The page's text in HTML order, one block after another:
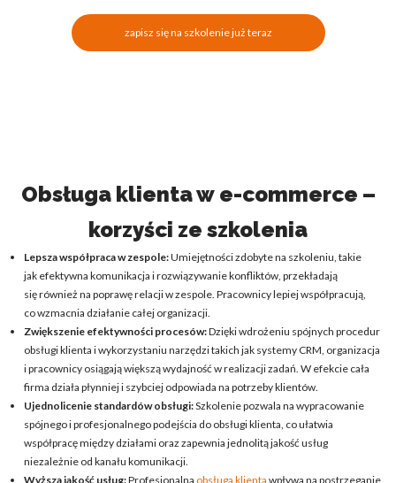
zapisz się na szkolenie już teraz
Obsługa klienta w e-commerce –
korzyści ze szkolenia
Lepsza współpraca w zespole:Umiejętności zdobyte na szkoleniu, takie
jak efektywna komunikacja i rozwiązywanie konfliktów, przekładają
się również na poprawę relacji w zespole. Pracownicy lepiej współpracują,
co wzmacnia działanie całej organizacji.
Zwiększenie efektywności procesów:Dzięki wdrożeniu spójnych procedur
obsługi klienta i wykorzystaniu narzędzi takich jak systemy CRM, organizacja
i pracownicy osiągają większą wydajność w realizacji zadań. W efekcie cała
firma działa płynniej i szybciej odpowiada na potrzeby klientów.
Ujednolicenie standardów obsługi:Szkolenie pozwala na wypracowanie
spójnego i profesjonalnego podejścia do obsługi klienta, co ułatwia
współpracę między działami oraz zapewnia jednolitą jakość usług
niezależnie od kanału komunikacji.
Wyższa jakość usług:Profesjonalna obsługa klienta wpływa na postrzeganie